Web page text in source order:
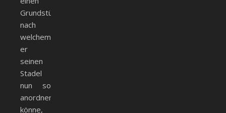
Grundstückstausch,
nach
welchem
er
seinen
Stadel
nun so
anordnen
könne,